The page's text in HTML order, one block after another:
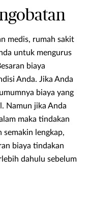
medis, rumah sakit
untuk mengurus
biaya
Anda. Jika Anda
biaya yang
Namun jika Anda
maka tindakan
semakin lengkap,
biaya tindakan
dahulu sebelum